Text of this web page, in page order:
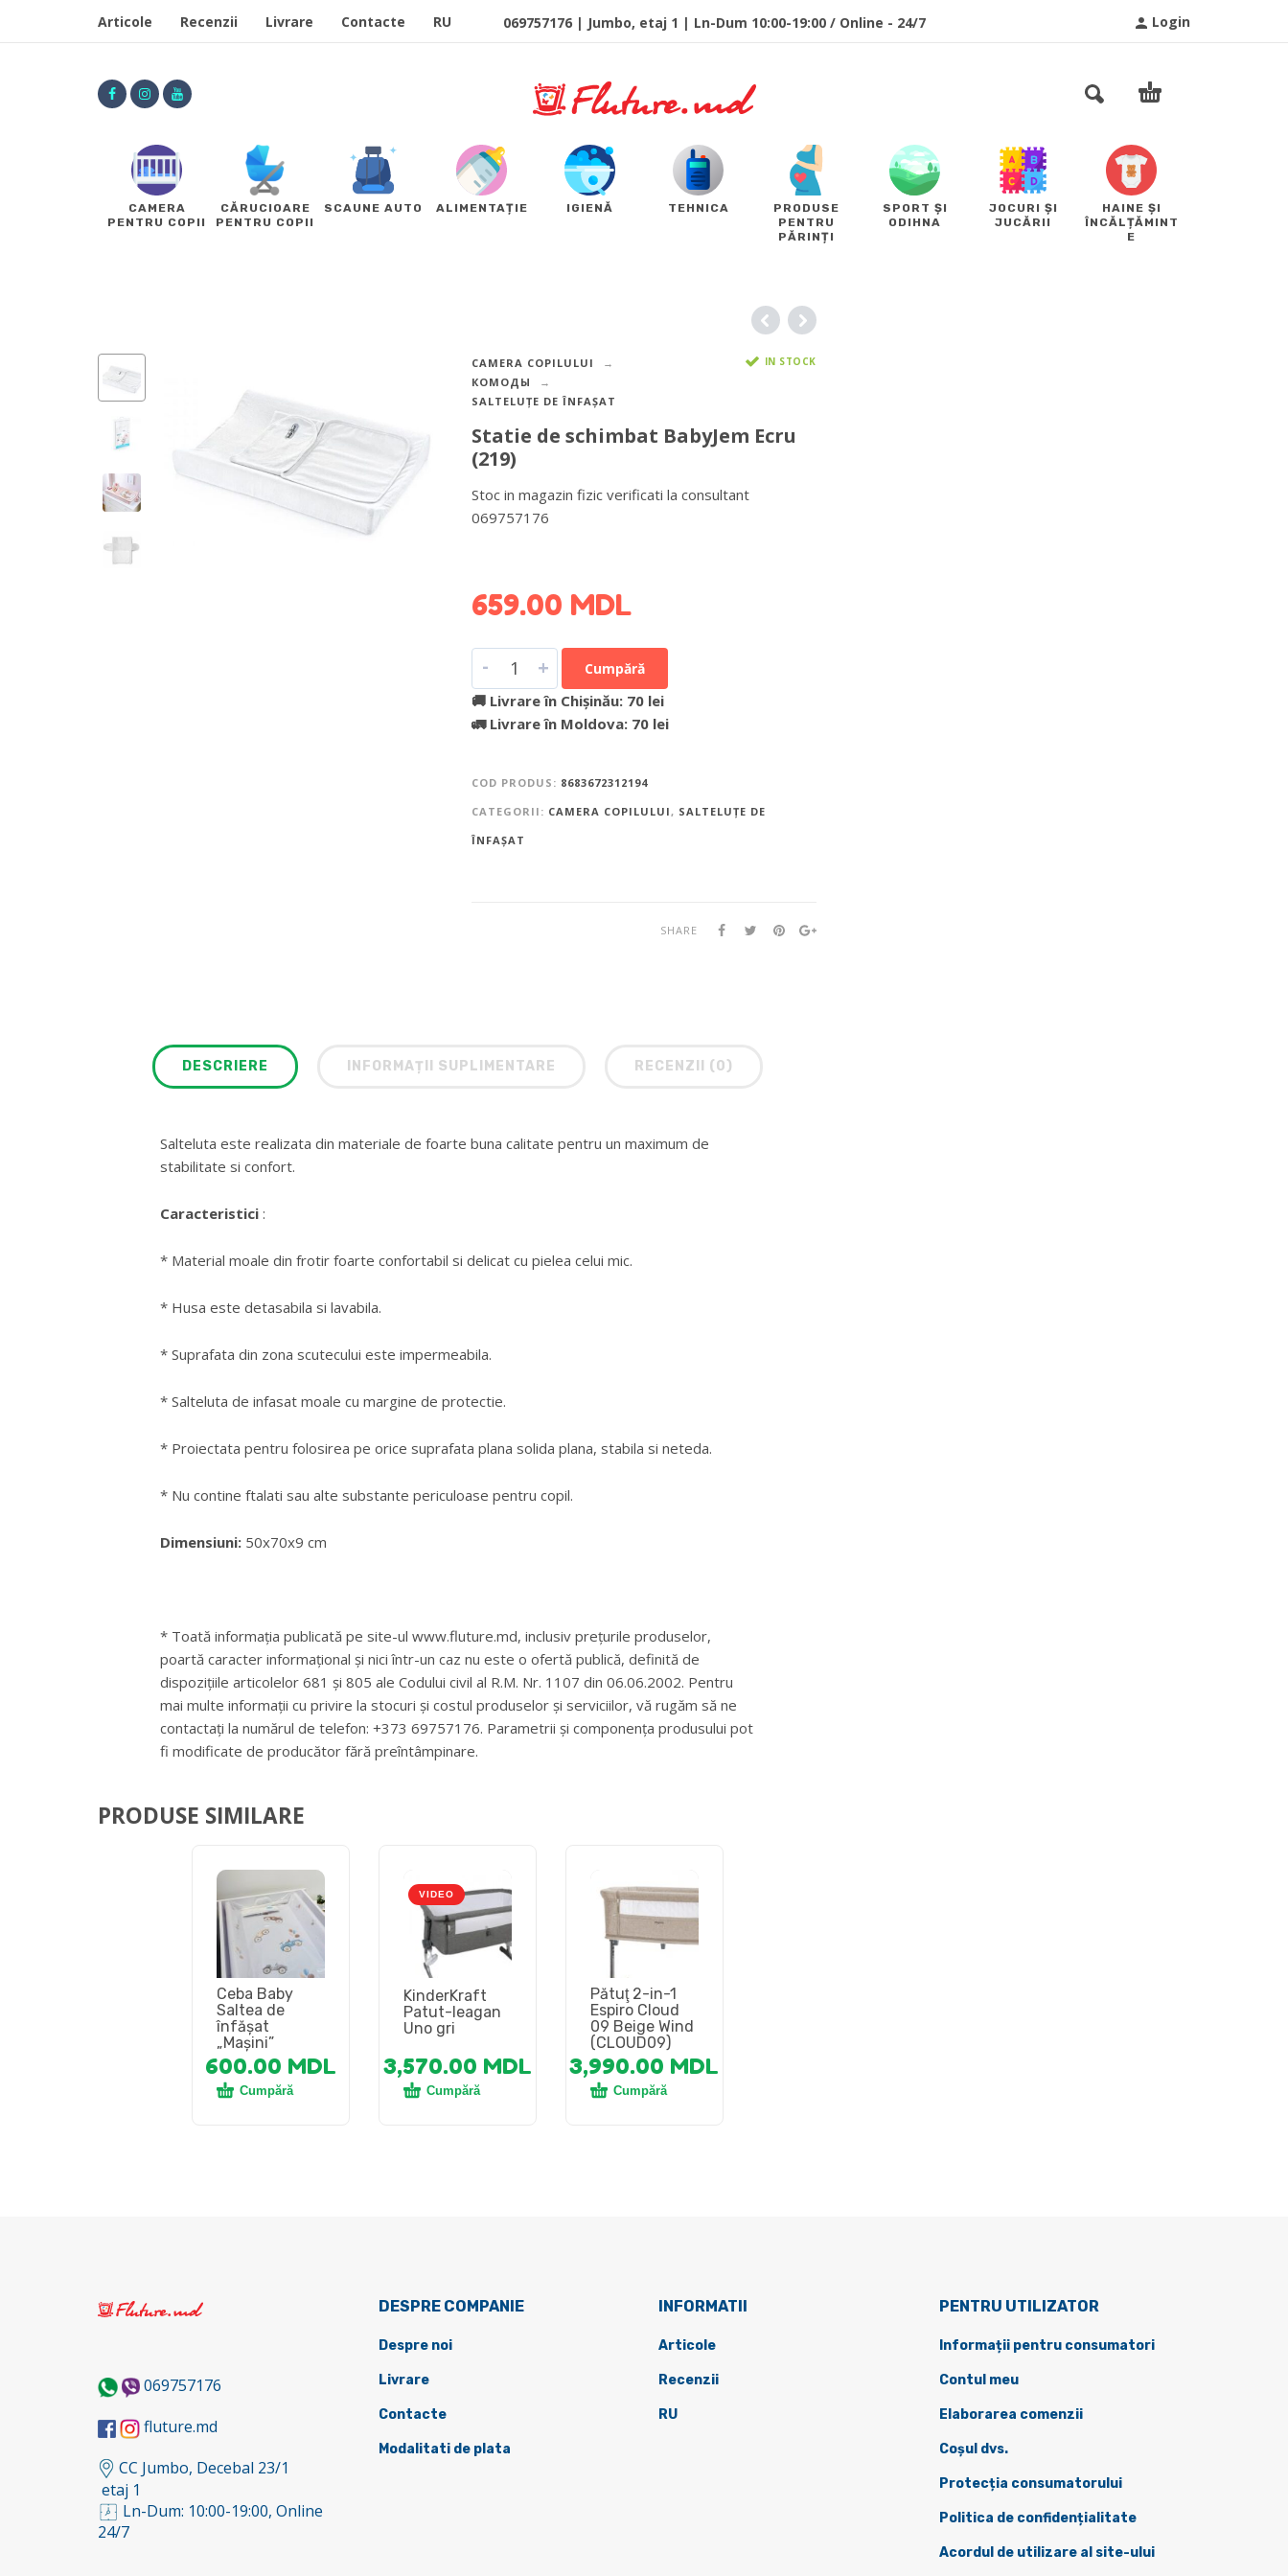
Login
Articole Recenzii Livrare Contacte RU 069757176 | Jumbo, etaj 1 | Ln-Dum 10:00-19:00 / Online - 24/7
CAMERA
PENTRU COPII
CĂRUCIOARE
PENTRU COPII
SCAUNE AUTO ALIMENTAȚIE IGIENĂ TEHNICA
PRODUSE
PENTRU
PĂRINȚI
SPORT ȘI
ODIHNA
JOCURI ȘI
JUCĂRII
HAINE ȘI
ÎNCĂLȚĂMINT
E
CAMERA COPILULUI
КОМОДЫ
SALTELUȚE DE ÎNFAȘAT
IN STOCK
Statie de schimbat BabyJem Ecru
(219)
Stoc in magazin fizic verificati la consultant
069757176
659.00 MDL
- + Cumpără
🚚 Livrare în Chișinău: 70 lei
🚛 Livrare în Moldova: 70 lei
COD PRODUS: 8683672312194
CATEGORII: CAMERA COPILULUI , SALTELUȚE DE
ÎNFAȘAT
SHARE
DESCRIERE INFORMAȚII SUPLIMENTARE RECENZII (0)
Salteluta este realizata din materiale de foarte buna calitate pentru un maximum de
stabilitate si confort.
Caracteristici :
* Material moale din frotir foarte confortabil si delicat cu pielea celui mic.
* Husa este detasabila si lavabila.
* Suprafata din zona scutecului este impermeabila.
* Salteluta de infasat moale cu margine de protectie.
* Proiectata pentru folosirea pe orice suprafata plana solida plana, stabila si neteda.
* Nu contine ftalati sau alte substante periculoase pentru copil.
Dimensiuni:50x70x9 cm
* Toată informația publicată pe site-ul www.fluture.md, inclusiv prețurile produselor,
poartă caracter informațional și nici într-un caz nu este o ofertă publică, definită de
dispozițiile articolelor 681 și 805 ale Codului civil al R.M. Nr. 1107 din 06.06.2002. Pentru
mai multe informații cu privire la stocuri și costul produselor și serviciilor, vă rugăm să ne
contactați la numărul de telefon: +373 69757176. Parametrii și componența produsului pot
fi modificate de producător fără preîntâmpinare.
PRODUSE SIMILARE
Ceba Baby
Saltea de
înfăşat
„Mașini”
600.00 MDL
Cumpără
VIDEO
KinderKraft
Patut-leagan
Uno gri
3,570.00 MDL
Cumpără
Pătuţ 2-in-1
Espiro Cloud
09 Beige Wind
(CLOUD09)
3,990.00 MDL
Cumpără
069757176
fluture.md
CC Jumbo, Decebal 23/1
etaj 1
Ln-Dum: 10:00-19:00, Online
24/7
DESPRE COMPANIE
Despre noi
Livrare
Contacte
Modalitati de plata
INFORMATII
Articole
Recenzii
RU
PENTRU UTILIZATOR
Informații pentru consumatori
Contul meu
Elaborarea comenzii
Coșul dvs.
Protecția consumatorului
Politica de confidențialitate
Acordul de utilizare al site-ului